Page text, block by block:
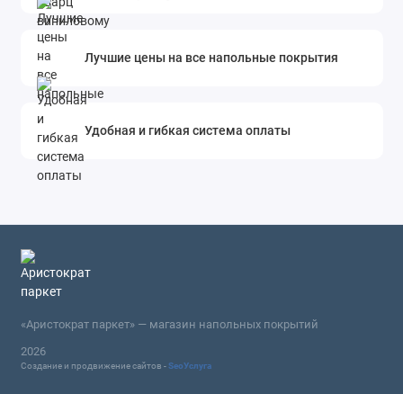
Лучшие цены на все напольные покрытия
Удобная и гибкая система оплаты
«Аристократ паркет» — магазин напольных покрытий
2026
Создание и продвижение сайтов -SeoУслуга